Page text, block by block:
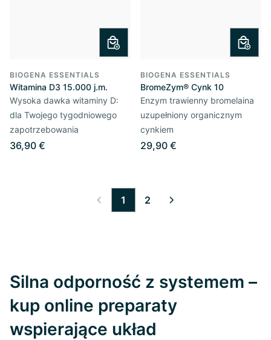
BIOGENA ESSENTIALS
Witamina D3 15.000 j.m.
Wysoka dawka witaminy D:
dla Twojego tygodniowego
zapotrzebowania
36,90 €
BIOGENA ESSENTIALS
BromeZym® Cynk 10
Enzym trawienny bromelaina
uzupełniony organicznym
cynkiem
29,90 €
1 2
Silna odporność z systemem –
kup online preparaty
wspierające układ